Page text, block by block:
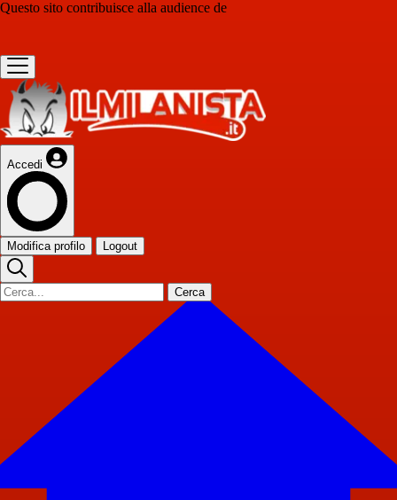
Questo sito contribuisce alla audience de
Accedi
Modifica profilo Logout
Cerca